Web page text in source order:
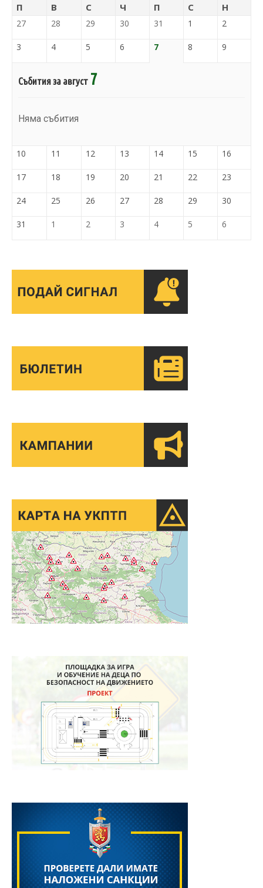
П В С Ч П С Н
27 28 29 30 31 1 2
3 4 5 6 7 8 9
Събития за август 7
Няма събития
10 11 12 13 14 15 16
17 18 19 20 21 22 23
24 25 26 27 28 29 30
31 1 2 3 4 5 6